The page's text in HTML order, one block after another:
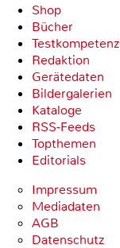
Shop
Bücher
Testkompetenz
Redaktion
Gerätedaten
Bildergalerien
Kataloge
RSS-Feeds
Topthemen
Editorials
Impressum
Mediadaten
AGB
Datenschutz